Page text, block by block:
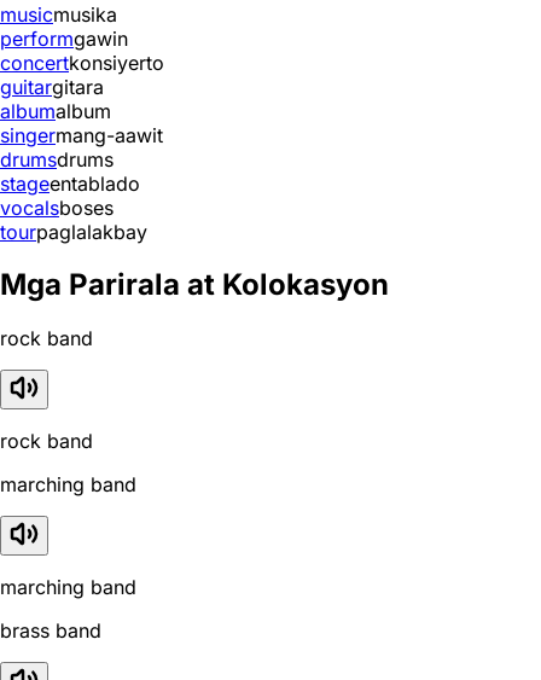
musicmusika
performgawin
concertkonsiyerto
guitargitara
albumalbum
singermang-aawit
drumsdrums
stageentablado
vocalsboses
tourpaglalakbay
Mga Parirala at Kolokasyon
rock band
rock band
marching band
marching band
brass band